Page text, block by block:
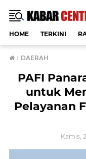
HOME TERKINI
› DAERAH
PAFI
untuk
Pelayanan
Kamis,